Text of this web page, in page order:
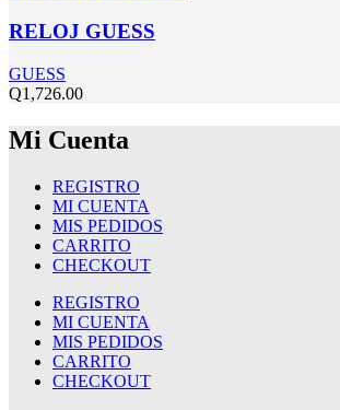
RELOJ GUESS
GUESS
Q1,726.00
Mi Cuenta
REGISTRO
MI CUENTA
MIS PEDIDOS
CARRITO
CHECKOUT
REGISTRO
MI CUENTA
MIS PEDIDOS
CARRITO
CHECKOUT